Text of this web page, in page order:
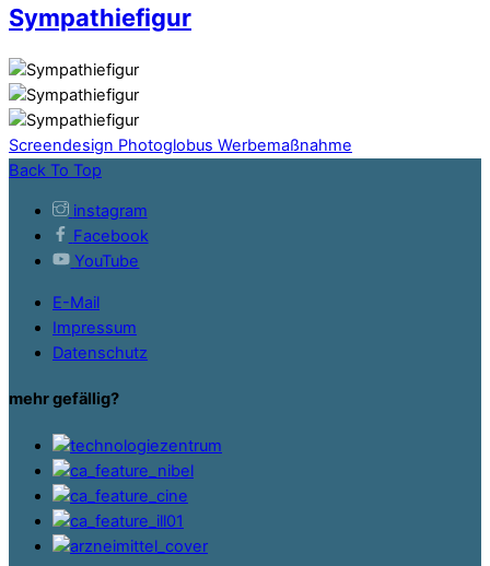
Sympathiefigur
Screendesign Photoglobus Werbemaßnahme
Back To Top
instagram
Facebook
YouTube
E-Mail
Impressum
Datenschutz
mehr gefällig?